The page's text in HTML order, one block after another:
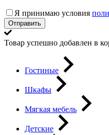
Я принимаю условия
Отправить
Товар успешно добавлен в
Гостиные
Шкафы
Мягкая мебель
Детские